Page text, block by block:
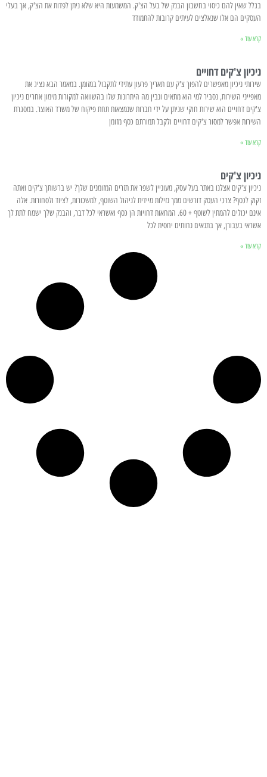
בגלל שאין להם כיסוי בחשבון הבנק של בעל הצ'ק. המשמעות היא שלא ניתן לפדות את הצ'ק, אך בעלי
העסקים הם אלו שנאלצים לעיתים קרובות להתמודד
קרא עוד »
ניכיון צ'קים דחויים
שירותי ניכיון מאפשרים להפוך צ'ק עם תאריך פרעון עתידי לתקבול במזומן. במאמר הבא נציג את
מאפייני השירות, נסביר למי הוא מתאים ונבין מה היתרונות שלו בהשוואה למקורות מימון אחרים ניכיון
צ'קים דחויים הוא שירות חוקי שניתן על ידי חברות שנמצאות תחת פיקוח של משרד האוצר. במסגרת
השירות אפשר למסור צ'קים דחויים ולקבל תמורתם כסף מזומן
קרא עוד »
ניכיון צ'קים
ניכיון צ'קים אצלנו באתר בעל עסק, מעוניין לשפר את תזרים המזומנים שלך? יש ברשותך צ'קים ואתה
זקוק לכסף? צרכי העסק דורשים ממך נזילות מיידית לניהול השוטף, למשכורות, לציוד ולסחורות. אלה
אינם יכולים להמתין לשוטף + 60. המחאות דחויות הן כסף ואשראי לכל דבר, והבנק שלך ישמח לתת לך
אשראי בעבורן, אך בתנאים נחותים יחסית לכל
קרא עוד »